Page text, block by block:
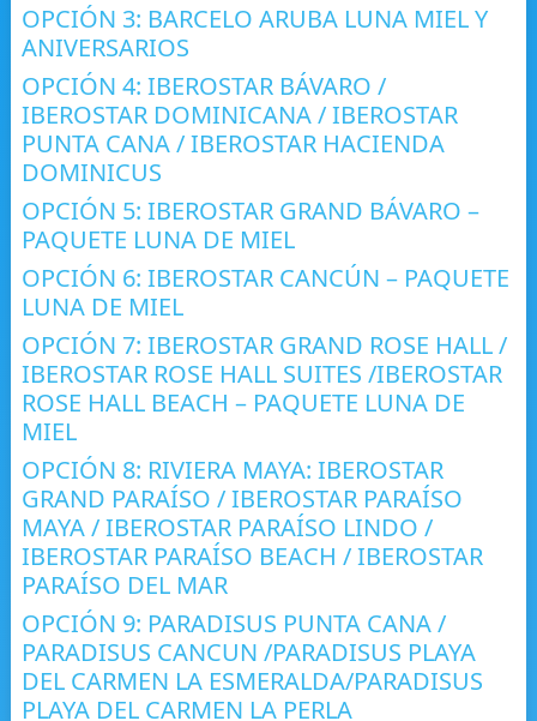
OPCIÓN 3: BARCELO ARUBA LUNA MIEL Y
ANIVERSARIOS
OPCIÓN 4: IBEROSTAR BÁVARO /
IBEROSTAR DOMINICANA / IBEROSTAR
PUNTA CANA / IBEROSTAR HACIENDA
DOMINICUS
OPCIÓN 5: IBEROSTAR GRAND BÁVARO –
PAQUETE LUNA DE MIEL
OPCIÓN 6: IBEROSTAR CANCÚN – PAQUETE
LUNA DE MIEL
OPCIÓN 7: IBEROSTAR GRAND ROSE HALL /
IBEROSTAR ROSE HALL SUITES /IBEROSTAR
ROSE HALL BEACH – PAQUETE LUNA DE
MIEL
OPCIÓN 8: RIVIERA MAYA: IBEROSTAR
GRAND PARAÍSO / IBEROSTAR PARAÍSO
MAYA / IBEROSTAR PARAÍSO LINDO /
IBEROSTAR PARAÍSO BEACH / IBEROSTAR
PARAÍSO DEL MAR
OPCIÓN 9: PARADISUS PUNTA CANA /
PARADISUS CANCUN /PARADISUS PLAYA
DEL CARMEN LA ESMERALDA/PARADISUS
PLAYA DEL CARMEN LA PERLA